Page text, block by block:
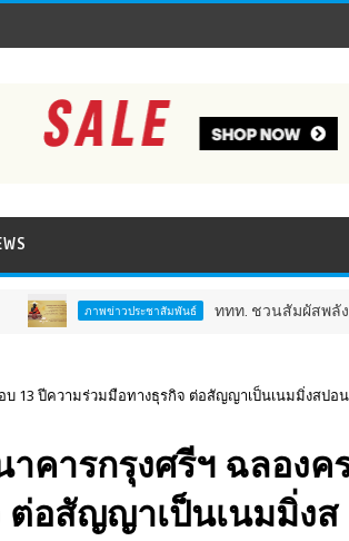
ภาพข่าวประชาสัมพันธ์ ททท. ชวนสัมผัสพลังแห่งศรัทธา
บ 13 ปีความร่วมมือทางธุรกิจ ต่อสัญญาเป็นเนมมิ่งสปอ
คารกรุงศรีฯ ฉลองค
ต่อสัญญาเป็นเนมมิ่งส